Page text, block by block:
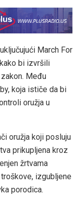
March For
bi izvršili
Među
koja ističe da bi
oružja u
oružja koji posluju
prikupljena kroz
žrtvama
izgubljene
porodica.